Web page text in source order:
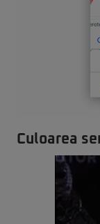
Culoarea